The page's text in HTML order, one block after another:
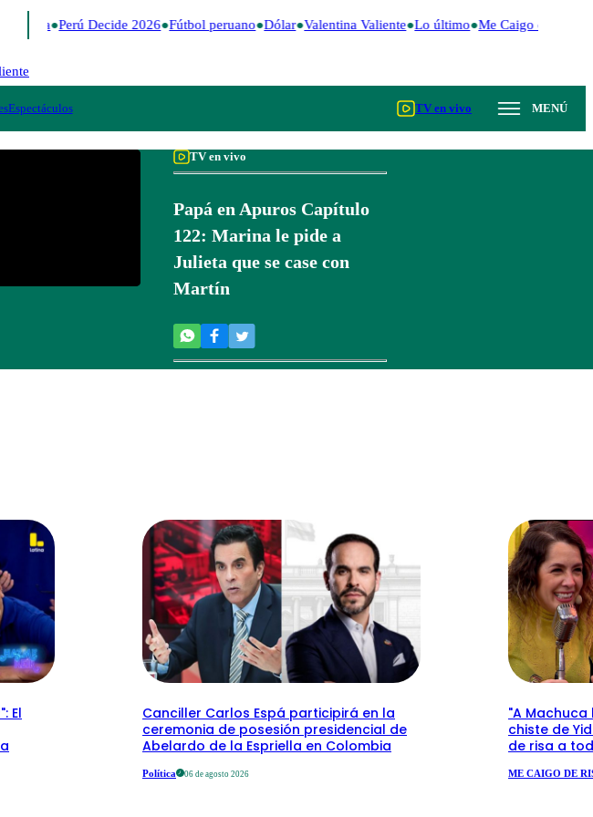
Perú Decide 2026 Fútbol peruano Dólar Valentina Valiente Lo último Me Caigo de Risa
Espectáculos TV en vivo MENÚ
TV en vivo
Papá en Apuros Capítulo
122: Marina le pide a
Julieta que se case con
Martín
El
Canciller Carlos Espá participirá en la
ceremonia de posesión presidencial de
Abelardo de la Espriella en Colombia
Política 06 de agosto 2026
"A Machuca
chiste de
de risa a
ME CAIGO DE